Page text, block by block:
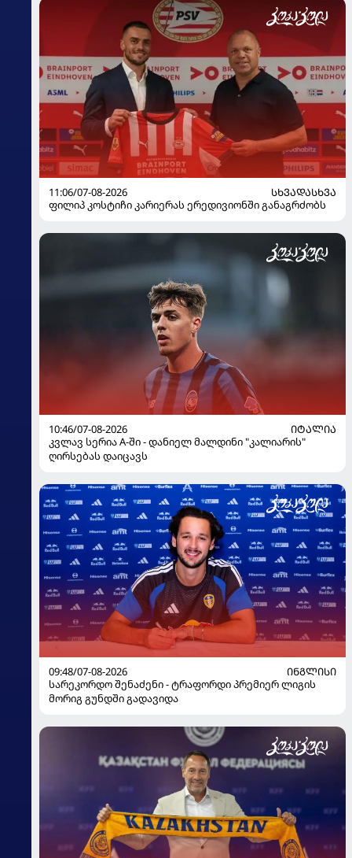
11:06/07-08-2026
ᲡᲮᲕᲐᲓᲐᲡᲮᲕᲐ
ფილიპ კოსტიჩი კარიერას ერედივიონში განაგრძობს
10:46/07-08-2026
ᲘᲢᲐᲚᲘᲐ
კვლავ სერია A-ში - დანიელ მალდინი "კალიარის"
ღირსებას დაიცავს
09:48/07-08-2026
ᲘᲜᲒᲚᲘᲡᲘ
სარეკორდო შენაძენი - ტრაფორდი პრემიერ ლიგის
მორიგ გუნდში გადავიდა